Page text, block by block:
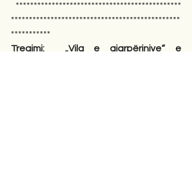
**********************************************
***********************************************
***********
Tregimi:  „Vila e gjarpërinjve“ e